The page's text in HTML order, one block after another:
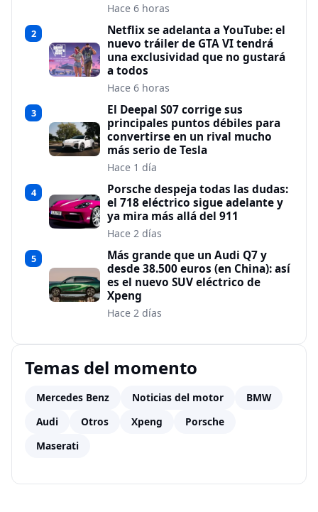
Hace 6 horas
2
Netflix se adelanta a YouTube: el
nuevo tráiler de GTA VI tendrá
una exclusividad que no gustará
a todos
Hace 6 horas
3
El Deepal S07 corrige sus
principales puntos débiles para
convertirse en un rival mucho
más serio de Tesla
Hace 1 día
4
Porsche despeja todas las dudas:
el 718 eléctrico sigue adelante y
ya mira más allá del 911
Hace 2 días
5
Más grande que un Audi Q7 y
desde 38.500 euros (en China): así
es el nuevo SUV eléctrico de
Xpeng
Hace 2 días
Temas del momento
Mercedes Benz Noticias del motor
BMW
Audi
Otros Xpeng
Porsche
Maserati